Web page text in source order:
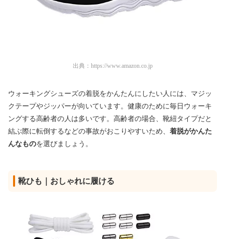
出典： https://www.amazon.co.jp
ウォーキングシューズの着脱をかんたんにしたい人には、マジッ
クテープやジッパーが向いています。健康のために毎日ウォーキ
ングする高齢者の人は多いです。高齢者の場合、靴紐タイプだと
結ぶ際に転倒するなどの事故がおこりやすいため、 着脱がかんた
んなものを選びましょう。
靴ひも｜おしゃれに履ける